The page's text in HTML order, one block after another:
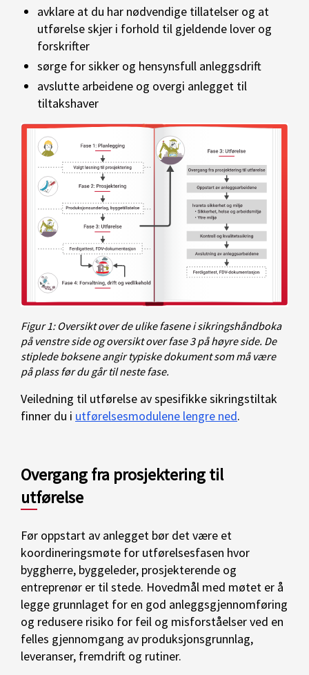
avklare at du har nødvendige tillatelser og at
utførelse skjer i forhold til gjeldende lover og
forskrifter
sørge for sikker og hensynsfull anleggsdrift
avslutte arbeidene og overgi anlegget til
tiltakshaver
Figur 1: Oversikt over de ulike fasene i sikringshåndboka
på venstre side og oversikt over fase 3 på høyre side. De
stiplede boksene angir typiske dokument som må være
på plass før du går til neste fase.
Veiledning til utførelse av spesifikke sikringstiltak
finner du i utførelsesmodulene lengre ned.
Overgang fra prosjektering til
utførelse
Før oppstart av anlegget bør det være et
koordineringsmøte for utførelsesfasen hvor
byggherre, byggeleder, prosjekterende og
entreprenør er til stede. Hovedmål med møtet er å
legge grunnlaget for en god anleggsgjennomføring
og redusere risiko for feil og misforståelser ved en
felles gjennomgang av produksjonsgrunnlag,
leveranser, fremdrift og rutiner.